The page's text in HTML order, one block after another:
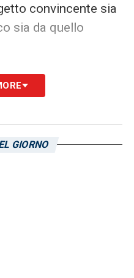
convincente sia
sia da quello
percorso, la
non sarà
sentirsi centrale in
GIORNO